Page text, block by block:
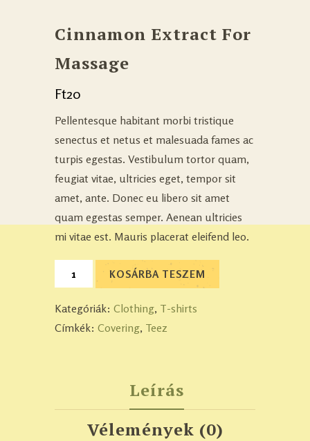
Cinnamon Extract For
Massage
Ft20
Pellentesque habitant morbi tristique
senectus et netus et malesuada fames ac
turpis egestas. Vestibulum tortor quam,
feugiat vitae, ultricies eget, tempor sit
amet, ante. Donec eu libero sit amet
quam egestas semper. Aenean ultricies
mi vitae est. Mauris placerat eleifend leo.
KOSÁRBA TESZEM
Kategóriák: Clothing, T-shirts
Címkék: Covering, Teez
Leírás
Vélemények (0)